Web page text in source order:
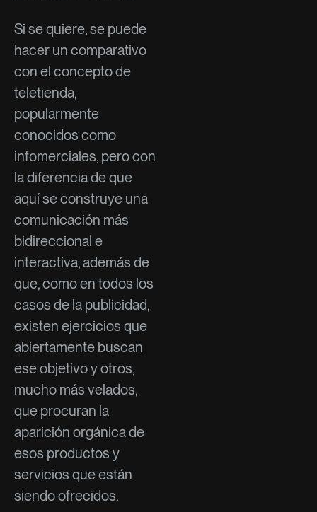
Si se quiere, se puede
hacer un comparativo
con el concepto de
teletienda,
popularmente
conocidos como
infomerciales, pero con
la diferencia de que
aquí se construye una
comunicación más
bidireccional e
interactiva, además de
que, como en todos los
casos de la publicidad,
existen ejercicios que
abiertamente buscan
ese objetivo y otros,
mucho más velados,
que procuran la
aparición orgánica de
esos productos y
servicios que están
siendo ofrecidos.